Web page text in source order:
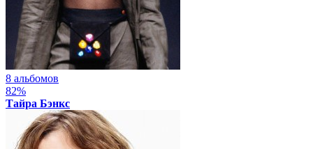
8 альбомов
82%
Тайра Бэнкс